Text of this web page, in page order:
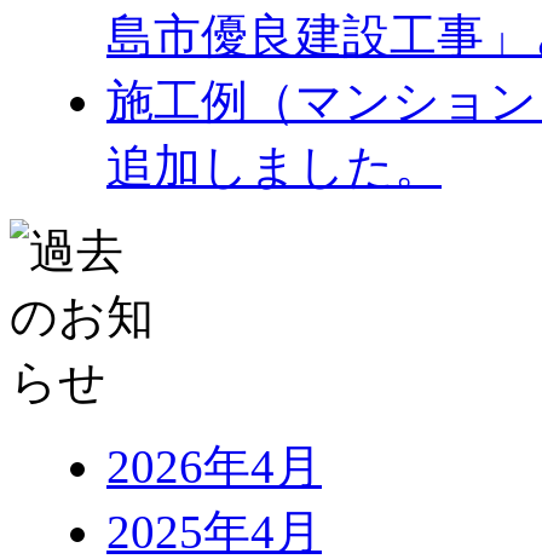
島市優良建設工事
施工例（マンショ
追加しました。
2026年4月
2025年4月